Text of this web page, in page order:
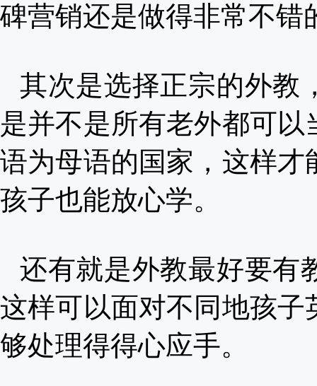
碑营销还是做得非常不错
其次是选择正宗的外教
是并不是所有老外都可
语为母语的国家，这样
孩子也能放心学。
还有就是外教最好要有
这样可以面对不同地孩
够处理得得心应手。